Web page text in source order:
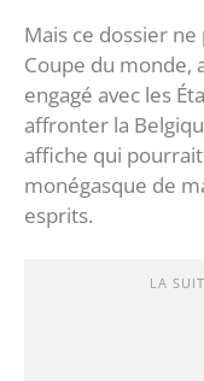
Mais ce dossier ne
Coupe du monde,
engagé avec les
affronter la
affiche qui
monégasque de
esprits.
LA